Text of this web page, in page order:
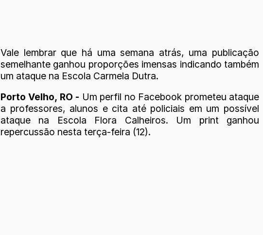
Vale lembrar que há uma semana atrás, uma publicação
semelhante ganhou proporções imensas indicando também
um ataque na Escola Carmela Dutra.
Porto Velho, RO - Um perfil no Facebook prometeu ataque
a professores, alunos e cita até policiais em um possível
ataque na Escola Flora Calheiros. Um print ganhou
repercussão nesta terça-feira (12).